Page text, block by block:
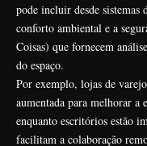
pode incluir desde sistemas
conforto ambiental e a
Coisas) que fornecem
do espaço.
Por exemplo, lojas de
aumentada para melhorar a
enquanto escritórios estão
facilitam a colaboração